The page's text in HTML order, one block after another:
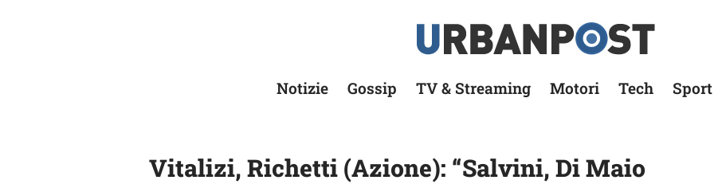
Notizie Gossip TV & Streaming Motori Tech Sport
Vitalizi, Richetti (Azione): “Salvini, Di Maio